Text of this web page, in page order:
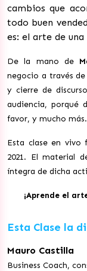
cambios que
todo buen
es: el arte de
De la mano de
negocio a través
y cierre de
audiencia, porqué
favor, y mucho más.
Esta clase en vivo
2021. El material
íntegra de dicha
¡Aprende el
Esta Clase la
Mauro Castilla
Business Coach,